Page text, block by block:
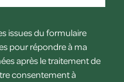
issues du formulaire
pour répondre à ma
après le traitement de
consentement à